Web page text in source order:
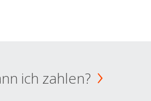
ich zahlen?